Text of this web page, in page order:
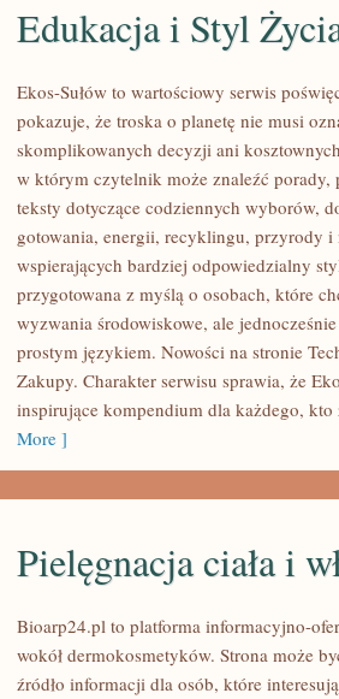
EDUKACJA
STYL
ŻYCIA
Edukacja i Styl
Ekos-Sułów to wartościowy serwis
pokazuje, że troska o planetę nie musi
skomplikowanych decyzji ani
w którym czytelnik może znaleźć porady,
teksty dotyczące codziennych wyborów,
gotowania, energii, recyklingu, przyrody i
wspierających bardziej odpowiedzialny
przygotowana z myślą o osobach, które
wyzwania środowiskowe, ale
prostym językiem. Nowości na stronie
Zakupy. Charakter serwisu sprawia, że
inspirujące kompendium dla każdego, kto
More ]
Pielęgnacja ciała i
Bioarp24.pl to platforma informacyjno-
wokół dermokosmetyków. Strona może
źródło informacji dla osób, które